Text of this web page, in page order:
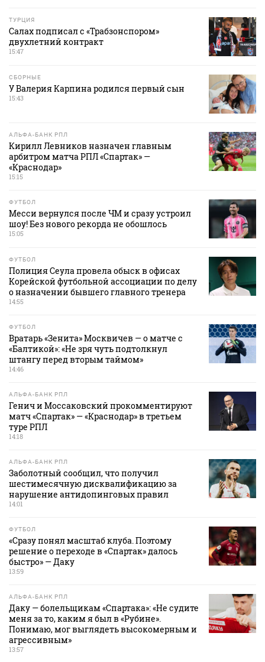
ТУРЦИЯ
Салах подписал с «Трабзонспором»
двухлетний контракт
15:47
СБОРНЫЕ
У Валерия Карпина родился первый сын
15:43
АЛЬФА-БАНК РПЛ
Кирилл Левников назначен главным
арбитром матча РПЛ «Спартак» —
«Краснодар»
15:15
ФУТБОЛ
Месси вернулся после ЧМ и сразу устроил
шоу! Без нового рекорда не обошлось
15:05
ФУТБОЛ
Полиция Сеула провела обыск в офисах
Корейской футбольной ассоциации по делу
о назначении бывшего главного тренера
14:55
ФУТБОЛ
Вратарь «Зенита» Москвичев — о матче с
«Балтикой»: «Не зря чуть подтолкнул
штангу перед вторым таймом»
14:46
АЛЬФА-БАНК РПЛ
Генич и Моссаковский прокомментируют
матч «Спартак» — «Краснодар» в третьем
туре РПЛ
14:18
АЛЬФА-БАНК РПЛ
Заболотный сообщил, что получил
шестимесячную дисквалификацию за
нарушение антидопинговых правил
14:01
ФУТБОЛ
«Сразу понял масштаб клуба. Поэтому
решение о переходе в «Спартак» далось
быстро» — Даку
13:59
АЛЬФА-БАНК РПЛ
Даку — болельщикам «Спартака»: «Не судите
меня за то, каким я был в «Рубине».
Понимаю, мог выглядеть высокомерным и
агрессивным»
13:57